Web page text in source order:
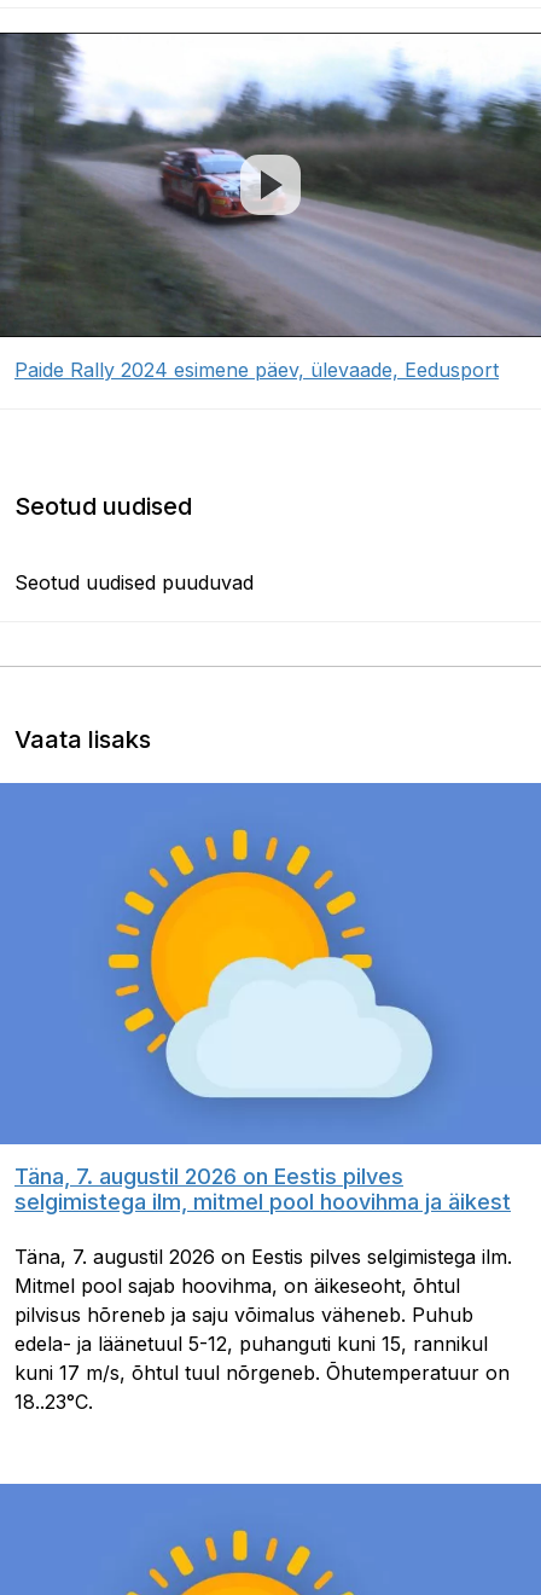
Paide Rally 2024 esimene päev, ülevaade, Eedusport
Seotud uudised
Seotud uudised puuduvad
Vaata lisaks
Täna, 7. augustil 2026 on Eestis pilves
selgimistega ilm, mitmel pool hoovihma ja äikest
Täna, 7. augustil 2026 on Eestis pilves selgimistega ilm.
Mitmel pool sajab hoovihma, on äikeseoht, õhtul
pilvisus hõreneb ja saju võimalus väheneb. Puhub
edela- ja läänetuul 5-12, puhanguti kuni 15, rannikul
kuni 17 m/s, õhtul tuul nõrgeneb. Õhutemperatuur on
18..23°C.